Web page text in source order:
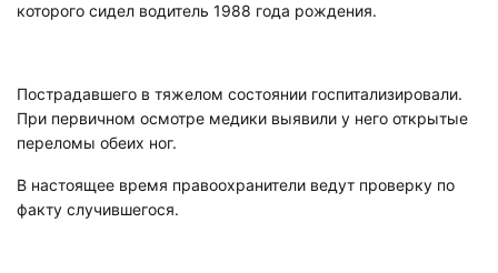
которого сидел водитель 1988 года рождения.
Пострадавшего в тяжелом состоянии госпитализировали.
При первичном осмотре медики выявили у него открытые
переломы обеих ног.
В настоящее время правоохранители ведут проверку по
факту случившегося.